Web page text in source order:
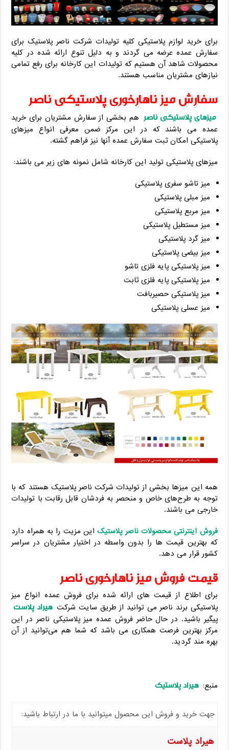
برای خرید لوازم پلاستیکی کلیه تولیدات شرکت ناصر پلاستیک برای
سفارش عمده عرضه می گردند و به دلیل تنوع ارائه شده در کلیه
محصولات شاهد آن هستیم که تولیدات این کارخانه برای رفع تمامی
نیازهای مشتریان مناسب هستند.
سفارش میز ناهارخوری پلاستیکی ناصر
میزهای پلاستیکی ناصر هم بخشی از سفارش مشتریان برای خرید
عمده می باشند که در این مرکز ضمن معرفی انواع میزهای
پلاستیکی امکان ثبت سفارش عمده آنها نیز فراهم گشته.
میزهای پلاستیکی تولید این کارخانه شامل نمونه های زیر می باشند:
میز تاشو سفری پلاستیکی
میز مبلی پلاستیکی
میز مربع پلاستیکی
میز مستطیل پلاستیکی
میز گرد پلاستیکی
میز بیضی پلاستیکی
میز پلاستیکی پایه فلزی تاشو
میز پلاستیکی پایه فلزی ثابت
میز پلاستیکی حصیربافت
میز عسلی پلاستیکی
همه این میزها بخشی از تولیدات شرکت ناصر پلاستیک هستند که با
توجه به طرح‌های خاص و منحصر به فردشان قابل رقابت با تولیدات
خارجی می باشند.
فروش اینترنتی محصولات ناصر پلاستیکاین مزیت را به همراه دارد
که بهترین قیمت ها را بدون واسطه در اختیار مشتریان در سراسر
کشور قرار می دهد.
قیمت فروش میز ناهارخوری ناصر
برای اطلاع از قیمت های ارائه شده برای فروش عمده انواع میز
پلاستیکی برند ناصر می توانید از طریق سایت شرکت هیراد پلاست
پیگیر باشید. در حال حاضر فروش عمده میز پلاستیکی ناصر در این
مرکز بهترین فرصت همکاری می باشد که شما هم می‌توانید از آن
بهره ‌مند گردید.
منبع: هیراد پلاستیک
جهت خرید و فروش این محصول میتوانید با ما در ارتباط باشید:
هیراد پلاست